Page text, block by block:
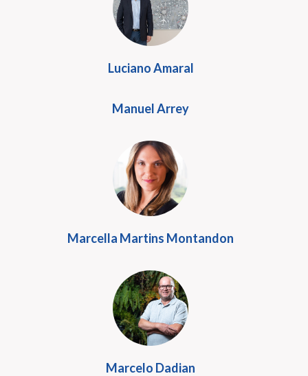
Luciano Amaral
Manuel Arrey
Marcella Martins Montandon
Marcelo Dadian